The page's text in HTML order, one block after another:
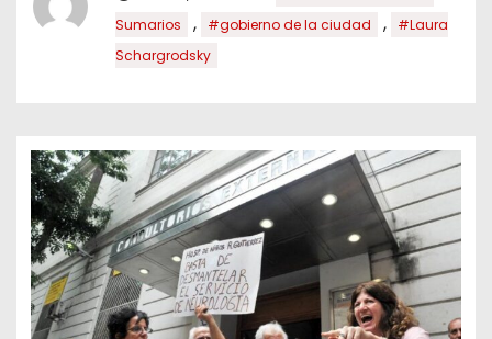
Sumarios
, #gobierno de la ciudad ,
#Laura
Schargrodsky